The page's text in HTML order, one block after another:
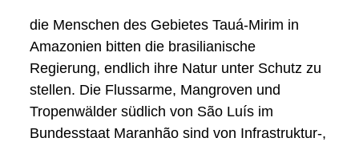
die Menschen des Gebietes Tauá-Mirim in
Amazonien bitten die brasilianische
Regierung, endlich ihre Natur unter Schutz zu
stellen. Die Flussarme, Mangroven und
Tropenwälder südlich von São Luís im
Bundesstaat Maranhão sind von Infrastruktur-,